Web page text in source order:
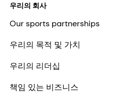
우리의 회사
Our sports partnerships
우리의 목적 및 가치
우리의 리더십
책임 있는 비즈니스